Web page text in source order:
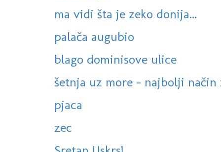
ma vidi šta je zeko donija...
palača augubio
blago dominisove ulice
šetnja uz more - najbolji način
pjaca
zec